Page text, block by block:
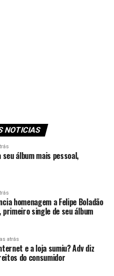
NOTICIAS
seu álbum mais pessoal,
homenagem a Felipe Boladão
primeiro single de seu álbum
atrás
e a loja sumiu? Adv diz
do consumidor